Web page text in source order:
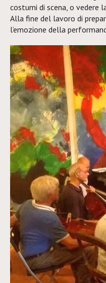
costumi di scena, o vedere
Alla fine del lavoro di
l’emozione della